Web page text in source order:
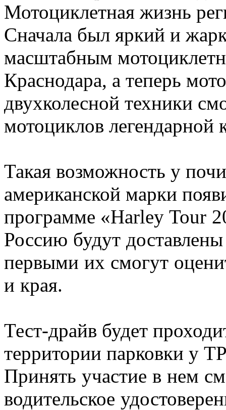
Мотоциклетная жизнь
Сначала был яркий и
масштабным
Краснодара, а теперь
двухколесной техники
мотоциклов
Такая возможность у
американской марки
программе «Harley Tour
Россию будут
первыми их смогут
и края.
Тест-драйв будет
территории парковки у
Принять участие в нем
водительское